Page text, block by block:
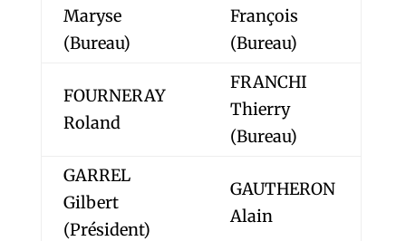
Maryse
(Bureau)
François
(Bureau)
FOURNERAY
Roland
FRANCHI
Thierry
(Bureau)
GARREL
Gilbert
(Président)
GAUTHERON
Alain